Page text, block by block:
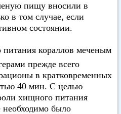
пищу вносили в
в том случае, если
состоянии.
кораллов меченым
прежде всего
в кратковременных
40 мин. С целью
хищного питания
необходимо было